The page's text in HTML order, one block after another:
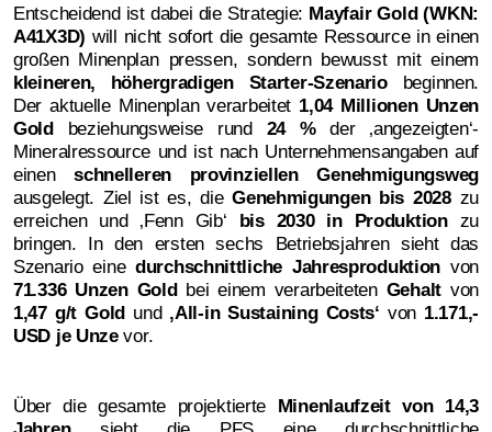
Entscheidend ist dabei die Strategie: Mayfair Gold (WKN:
A41X3D) will nicht sofort die gesamte Ressource in einen
großen Minenplan pressen, sondern bewusst mit einem
kleineren, höhergradigen Starter-Szenariobeginnen.
Der aktuelle Minenplan verarbeitet 1,04 Millionen Unzen
Goldbeziehungsweise rund 24 %der ‚angezeigten‘-
Mineralressource und ist nach Unternehmensangaben auf
einenschnelleren provinziellen Genehmigungsweg
ausgelegt. Ziel ist es, dieGenehmigungen bis 2028zu
erreichen und ‚Fenn Gib‘ bis 2030 in Produktionzu
bringen. In den ersten sechs Betriebsjahren sieht das
Szenario einedurchschnittliche Jahresproduktion von
71.336 Unzen Goldbei einem verarbeiteten Gehaltvon
1,47 g/t Goldund ‚All-in Sustaining Costs‘ von 1.171,-
USD je Unzevor.
Über die gesamte projektierte Minenlaufzeit von 14,3